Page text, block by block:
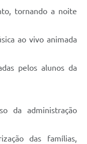
tornando a noite
ao vivo animada
pelos alunos da
da administração
das famílias,